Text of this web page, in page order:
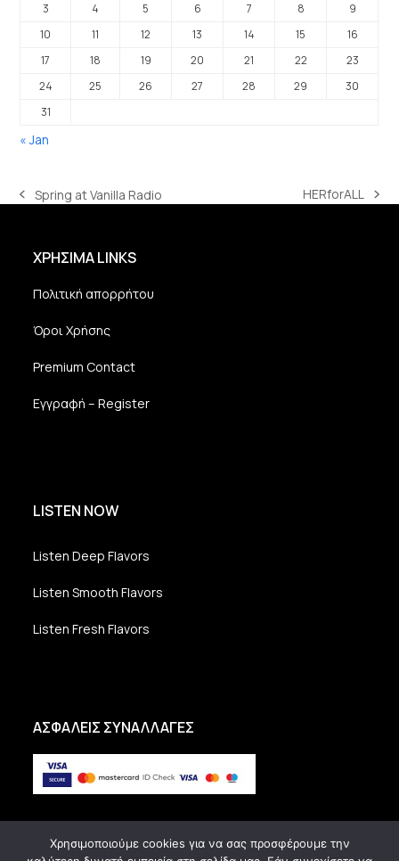
3
4 5 6 7 8
9
10
11 12 13 14 15
16
17
18 19 20 21 22
23
24
25 26 27 28 29
30
31
« Jan
previous
Spring at Vanilla Radio
next
HERforALL
ΧΡΗΣΙΜΑ LINKS
Πολιτική απορρήτου
Όροι Χρήσης
Premium Contact
Εγγραφή – Register
LISTEN NOW
Listen Deep Flavors
Listen Smooth Flavors
Listen Fresh Flavors
ΑΣΦΑΛΕΙΣ ΣΥΝΑΛΛΑΓΕΣ
Χρησιμοποιούμε cookies για να σας προσφέρουμε την